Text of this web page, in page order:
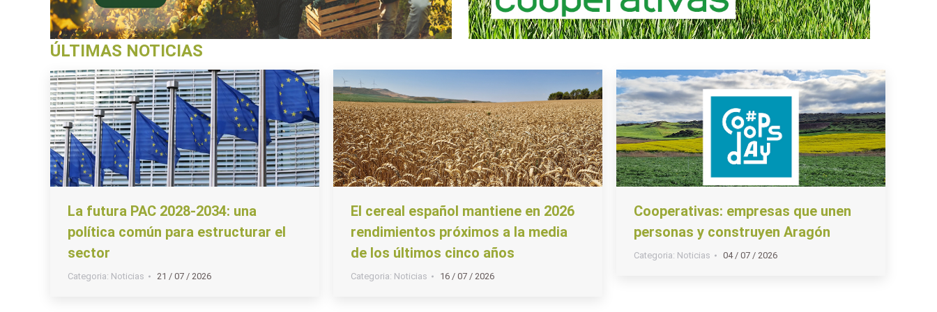
ÚLTIMAS NOTICIAS
La futura PAC 2028-2034: una
política común para estructurar el
sector
Categoria: Noticias 21 / 07 / 2026
El cereal español mantiene en 2026
rendimientos próximos a la media
de los últimos cinco años
Categoria: Noticias 16 / 07 / 2026
Cooperativas: empresas que unen
personas y construyen Aragón
Categoria: Noticias 04 / 07 / 2026